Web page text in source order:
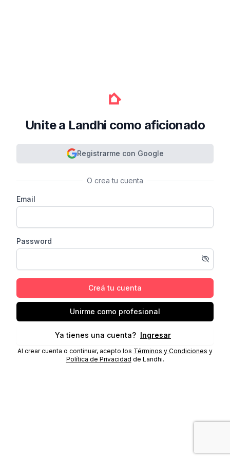
Unite a Landhi como aficionado
Registrarme con Google
O crea tu cuenta
Email
Password
Creá tu cuenta
Unirme como profesional
Ya tienes una cuenta? Ingresar
Al crear cuenta o continuar, acepto los Términos y Condiciones y
Política de Privacidad de Landhi.